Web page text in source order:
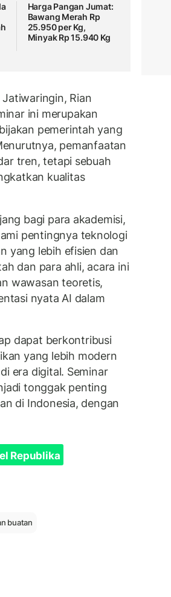
Harga Pangan Jumat:
Bawang Merah Rp
25.950 per Kg,
Minyak Rp 15.940 Kg
Jatiwaringin, Rian
ini merupakan
pemerintah yang
pemanfaatan
tren, tetapi sebuah
kualitas
bagi para akademisi,
pentingnya teknologi
yang lebih efisien dan
dan para ahli, acara ini
wawasan teoretis,
nyata AI dalam
dapat berkontribusi
yang lebih modern
era digital. Seminar
tonggak penting
di Indonesia, dengan
Republika
buatan